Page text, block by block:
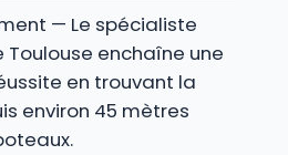
— Le spécialiste
Toulouse enchaîne une
en trouvant la
environ 45 mètres